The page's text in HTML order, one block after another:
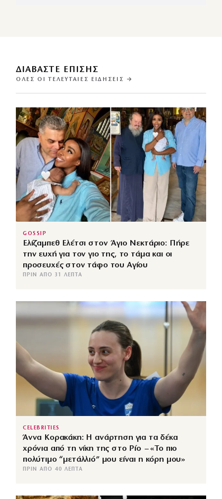
ΔΙΑΒΑΣΤΕ ΕΠΙΣΗΣ
ΌΛΕΣ ΟΙ ΤΕΛΕΥΤΑΊΕΣ ΕΙΔΉΣΕΙΣ →
GOSSIP
Ελίζαμπεθ Ελέτσι στον Άγιο Νεκτάριο: Πήρε
την ευχή για τον γιο της, το τάμα και οι
προσευχές στον τάφο του Αγίου
ΠΡΙΝ ΑΠΌ 31 ΛΕΠΤΆ
CELEBRITIES
Άννα Κορακάκη: Η ανάρτηση για τα δέκα
χρόνια από τη νίκη της στο Ρίο – «Το πιο
πολύτιμο “μετάλλιό” μου είναι η κόρη μου»
ΠΡΙΝ ΑΠΌ 40 ΛΕΠΤΆ